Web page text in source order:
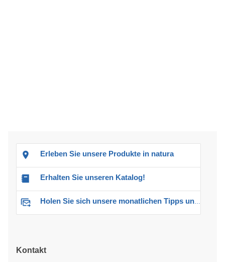
Erleben Sie unsere Produkte in natura
Erhalten Sie unseren Katalog!
Holen Sie sich unsere monatlichen Tipps und Angebote
Kontakt